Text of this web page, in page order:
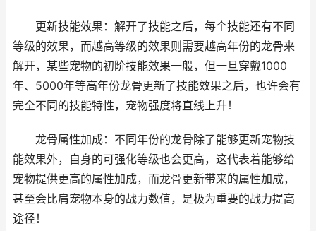
更新技能效果：解开了技能之后，每个技能还有不同
等级的效果，而越高等级的效果则需要越高年份的龙骨来
解开，某些宠物的初阶技能效果一般，但一旦穿戴1000
年、5000年等高年份龙骨更新了技能效果之后，也许会有
完全不同的技能特性，宠物强度将直线上升！
龙骨属性加成：不同年份的龙骨除了能够更新宠物技
能效果外，自身的可强化等级也会更高，这代表着能够给
宠物提供更高的属性加成，而龙骨更新带来的属性加成，
甚至会比肩宠物本身的战力数值，是极为重要的战力提高
途径！